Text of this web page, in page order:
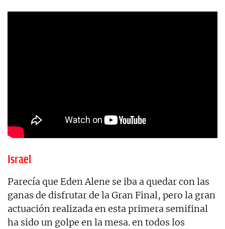
Israel
Parecía que Eden Alene se iba a quedar con las
ganas de disfrutar de la Gran Final, pero la gran
actuación realizada en esta primera semifinal
ha sido un golpe en la mesa. en todos los